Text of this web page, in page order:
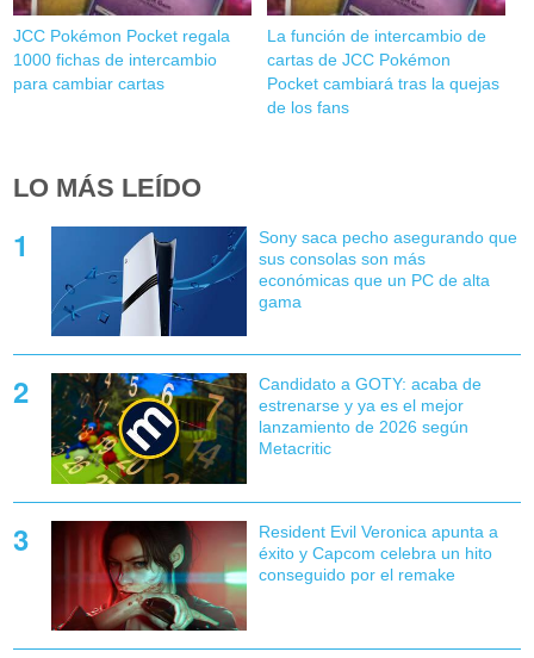
JCC Pokémon Pocket regala
1000 fichas de intercambio
para cambiar cartas
La función de intercambio de
cartas de JCC Pokémon
Pocket cambiará tras la quejas
de los fans
LO MÁS LEÍDO
Sony saca pecho asegurando que
sus consolas son más
económicas que un PC de alta
gama
Candidato a GOTY: acaba de
estrenarse y ya es el mejor
lanzamiento de 2026 según
Metacritic
Resident Evil Veronica apunta a
éxito y Capcom celebra un hito
conseguido por el remake